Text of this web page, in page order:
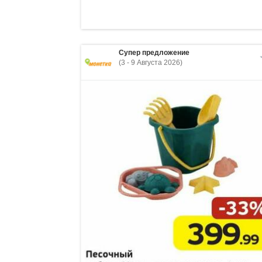
Супер предложение
(3 - 9 Августа 2026)